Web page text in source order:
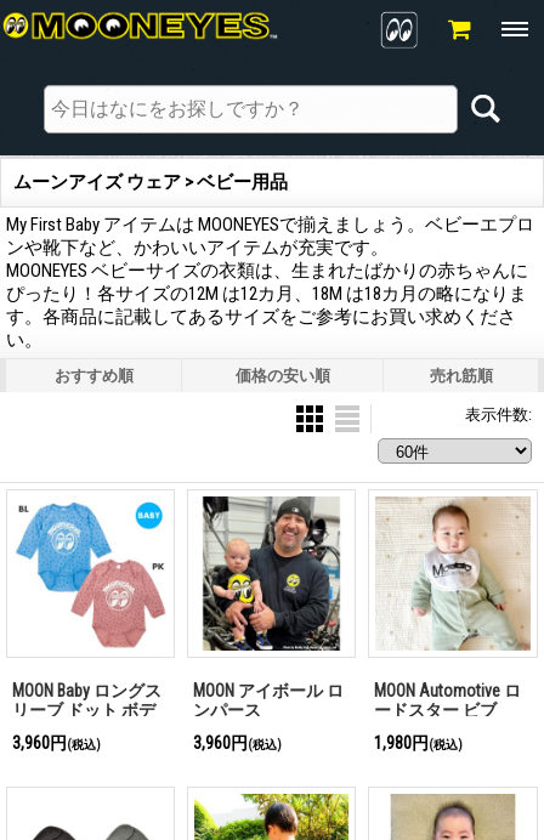
ムーンアイズ ウェア > ベビー用品
My First Baby アイテムは MOONEYESで揃えましょう。ベビーエプロ
ンや靴下など、かわいいアイテムが充実です。
MOONEYES ベビーサイズの衣類は、生まれたばかりの赤ちゃんに
ぴったり！各サイズの12M は12カ月、18M は18カ月の略になりま
す。各商品に記載してあるサイズをご参考にお買い求めくださ
い。
おすすめ順 価格の安い順 売れ筋順
表示件数:
MOON Baby ロングス
リーブ ドット ボデ
3,960円 (税込)
MOON アイボール ロ
ンパース
3,960円 (税込)
MOON Automotive ロ
ードスター ビブ
1,980円 (税込)